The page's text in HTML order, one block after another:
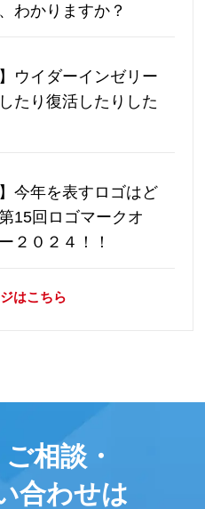
わかりますか？
ウイダーインゼリー
たり復活したりした
今年を表すロゴはど
15回ロゴマークオ
２０２４！！
はこちら
相談・
合わせは